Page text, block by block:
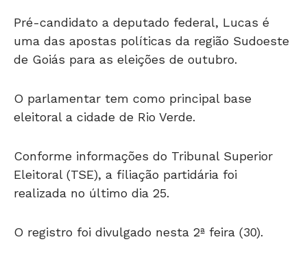
Pré-candidato a deputado federal, Lucas é
uma das apostas políticas da região Sudoeste
de Goiás para as eleições de outubro.
O parlamentar tem como principal base
eleitoral a cidade de Rio Verde.
Conforme informações do Tribunal Superior
Eleitoral (TSE), a filiação partidária foi
realizada no último dia 25.
O registro foi divulgado nesta 2ª feira (30).